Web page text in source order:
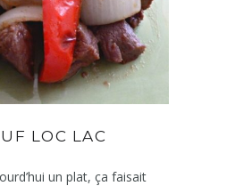
LOC LAC
un plat, ça faisait